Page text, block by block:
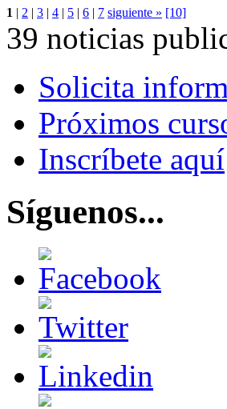
1 | 2 | 3 | 4 | 5 | 6 | 7 siguiente » [10]
39 noticias
Solicita
Próximos
Inscríbete aquí
Síguenos...